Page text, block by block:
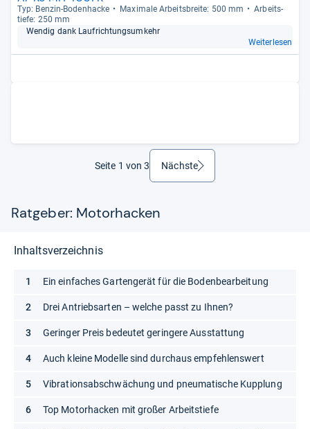
Typ: Ben­zin-​Boden­ha­cke Maxi­male Arbeits­breite: 500 mm
Arbeit­s­
tiefe: 250 mm
Wen­dig dank Lauf­rich­tungs­um­kehr
Weiterlesen
Seite 1 von 3 Nächsteweiter
Ratgeber: Motorhacken
Inhaltsverzeichnis
Ein einfaches Gartengerät für die Bodenbearbeitung
Drei Antriebsarten – welche passt zu Ihnen?
Geringer Preis bedeutet geringere Ausstattung
Auch kleine Modelle sind durchaus empfehlenswert
Vibrationsabschwächung und pneumatische Kupplung
Top Motorhacken mit großer Arbeitstiefe